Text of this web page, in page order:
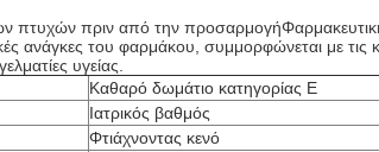
πτυχών πριν από την προσαρμογή
ανάγκες του φαρμάκου, συμμορφώνεται με τις
υγείας.
Καθαρό δωμάτιο κατηγορίας Ε
Ιατρικός βαθμός
Φτιάχνοντας κενό